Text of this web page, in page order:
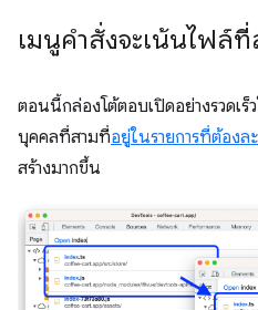
เมนูคำสั่งจะเน้นไฟล์ที่
ตอนนี้กล่องโต้ตอบเปิดอย่างรวดเร็
บุคคลที่สามที่อยู่ในรายการที่ต้องล
สร้างมากขึ้น